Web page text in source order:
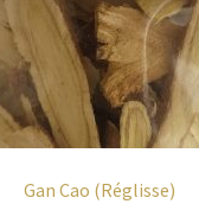
Gan Cao (Réglisse)